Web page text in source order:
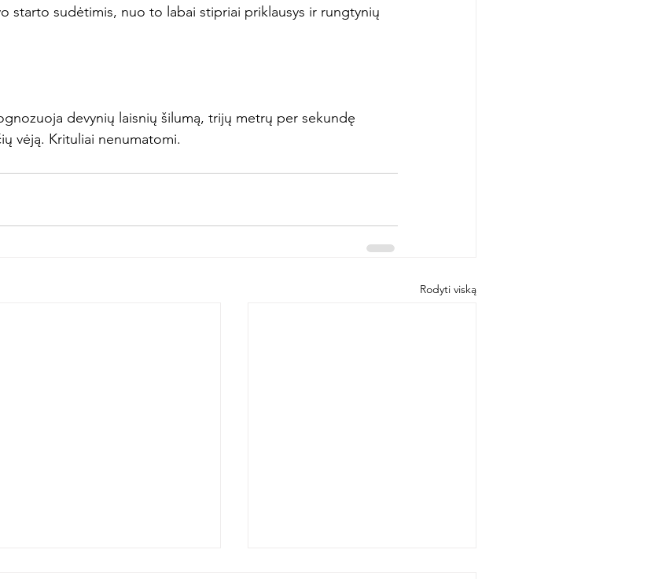
starto sudėtimis, nuo to labai stipriai priklausys ir rungtynių
devynių laisnių šilumą, trijų metrų per sekundę
vėją. Krituliai nenumatomi.
Rodyti viską